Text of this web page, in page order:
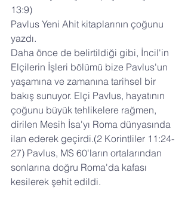
13:9)
Pavlus Yeni Ahit kitaplarının çoğunu
yazdı.
Daha önce de belirtildiği gibi, İncil'in
Elçilerin İşleri bölümü bize Pavlus'un
yaşamına ve zamanına tarihsel bir
bakış sunuyor. Elçi Pavlus, hayatının
çoğunu büyük tehlikelere rağmen,
dirilen Mesih İsa'yı Roma dünyasında
ilan ederek geçirdi.(2 Korintliler 11:24-
27) Pavlus, MS 60'ların ortalarından
sonlarına doğru Roma'da kafası
kesilerek şehit edildi.